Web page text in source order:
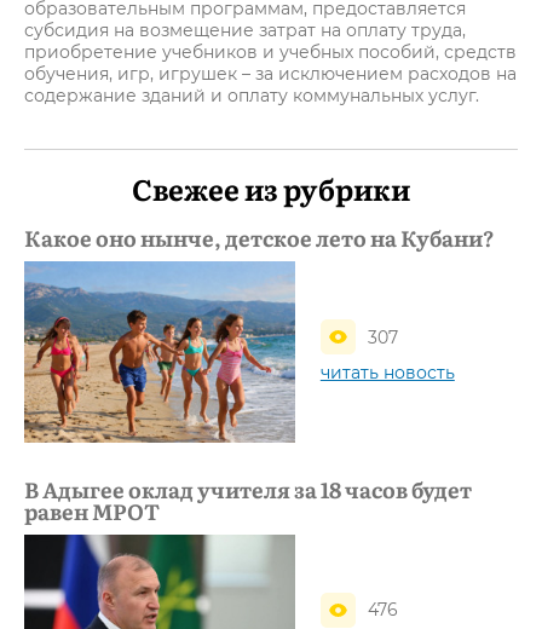
образовательным программам, предоставляется
субсидия на возмещение затрат на оплату труда,
приобретение учебников и учебных пособий, средств
обучения, игр, игрушек – за исключением расходов на
содержание зданий и оплату коммунальных услуг.
Свежее из рубрики
Какое оно нынче, детское лето на Кубани?
307
читать новость
В Адыгее оклад учителя за 18 часов будет
равен МРОТ
476